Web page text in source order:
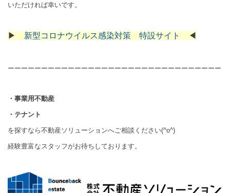
いただければ幸いです。
▶ 新型コロナウイルス感染対策 特設サイト ◀
ーーーーーーーーーーーーーーーーーーーーーーーーーーーーーーーー
・事業用不動産
・テナント
を探すなら不動産ソリューションへご相談ください(^o^)
経験豊富なスタッフがお待ちしております。